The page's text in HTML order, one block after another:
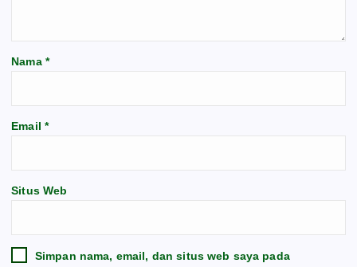
Nama *
Email *
Situs Web
Simpan nama, email, dan situs web saya pada